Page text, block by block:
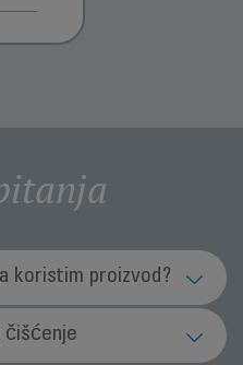
koristim proizvod?
(u zavisnosti
čišćenje